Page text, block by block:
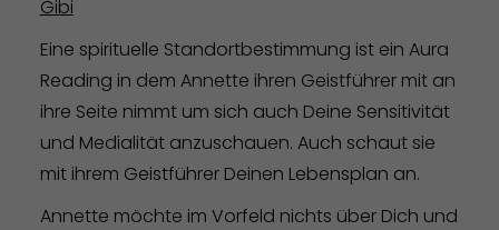
Gibi
Eine spirituelle Standortbestimmung ist ein Aura
Reading in dem Annette ihren Geistführer mit an
ihre Seite nimmt um sich auch Deine Sensitivität
und Medialität anzuschauen. Auch schaut sie
mit ihrem Geistführer Deinen Lebensplan an.
Annette möchte im Vorfeld nichts über Dich und